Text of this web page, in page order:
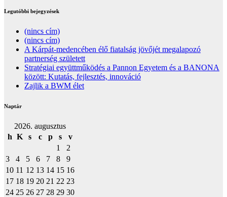
Legutóbbi bejegyzések
(nincs cím)
(nincs cím)
A Kárpát-medencében élő fiatalság jövőjét megalapozó
partnerség született
Stratégiai együttműködés a Pannon Egyetem és a BANONA
között: Kutatás, fejlesztés, innováció
Zajlik a BWM élet
Naptár
2026. augusztus
h K s c p s
v
1
2
3
4 5 6 7 8
9
10 11 12 13 14 15 16
17 18 19 20 21 22 23
24 25 26 27 28 29 30